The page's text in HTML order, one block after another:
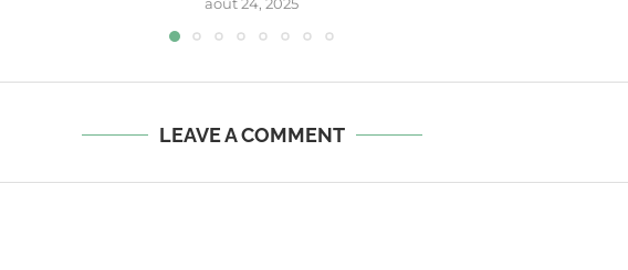
LEAVE A COMMENT